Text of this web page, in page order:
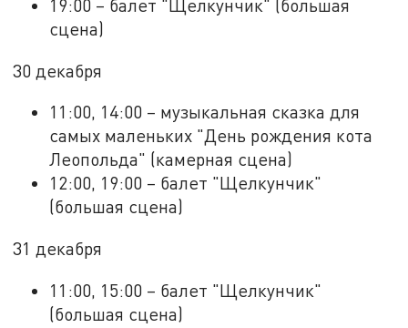
19:00 – балет "Щелкунчик" (большая
сцена)
30 декабря
11:00, 14:00 – музыкальная сказка для
самых маленьких "День рождения кота
Леопольда" (камерная сцена)
12:00, 19:00 – балет "Щелкунчик"
(большая сцена)
31 декабря
11:00, 15:00 – балет "Щелкунчик"
(большая сцена)